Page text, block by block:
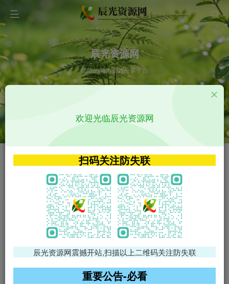
辰光资源网
优质的网络资源分享平台
VIP特权介绍 APP源码
VIP特权介绍
火
VIP特权介绍
影视源码
影视源码
免费领支付宝红包
腾讯轻量4核4G3M服务器38元/
欢迎光临辰光资源网
扫码关注防失联
辰光资源网震撼开站,扫描以上二维码关注防失联
重要公告-必看